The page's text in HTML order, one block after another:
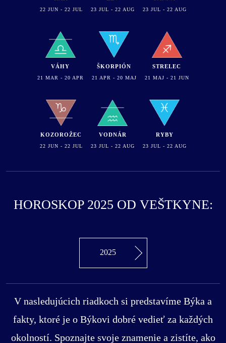
22 JUN - 22 JUL 23 JUL - 22 AUG 23 JUL - 22 AUG
VÁHY
21 MAR - 20 APR
ŠKORPIÓN
21 APR - 20 MAJ
STRELEC
21 MAJ - 21 JUN
KOZOROŽEC
22 JUN - 22 JUL
VODNÁR
23 JUL - 22 AUG
RYBY
23 JUL - 22 AUG
HOROSKOP 2025 OD VEŠTKYNE:
2025
V nasledujúcich riadkoch si predstavíme Býka a
fakty, ktoré je o Býkovi dobré vedieť za každých
okolností. Spoznajte svoje znamenie a zistíte, ako